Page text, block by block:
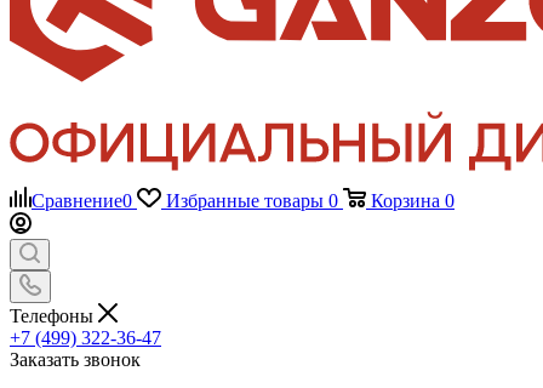
Сравнение0 Избранные товары 0 Корзина 0
Телефоны
+7 (499) 322-36-47
Заказать звонок